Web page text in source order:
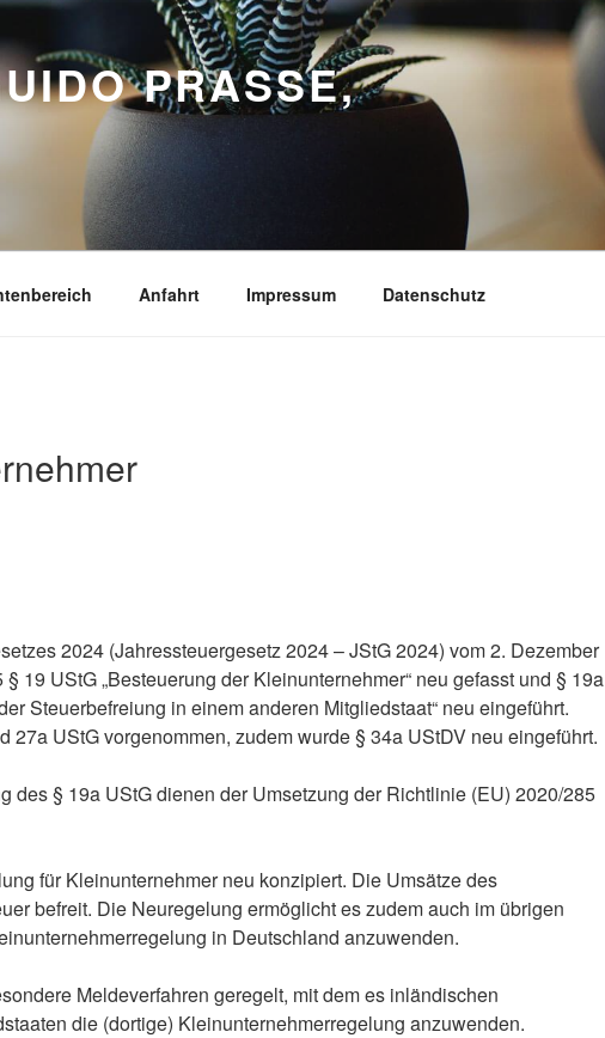
PRASSE,
Anfahrt Impressum Datenschutz
2024 (Jahressteuergesetz 2024 – JStG 2024) vom 2. Dezember
19 UStG „Besteuerung der Kleinunternehmer“ neu gefasst und § 19a
Steuerbefreiung in einem anderen Mitgliedstaat“ neu eingeführt.
UStG vorgenommen, zudem wurde § 34a UStDV neu eingeführt.
des § 19a UStG dienen der Umsetzung der Richtlinie (EU) 2020/285
für Kleinunternehmer neu konzipiert. Die Umsätze des
befreit. Die Neuregelung ermöglicht es zudem auch im übrigen
in Deutschland anzuwenden.
Meldeverfahren geregelt, mit dem es inländischen
die (dortige) Kleinunternehmerregelung anzuwenden.